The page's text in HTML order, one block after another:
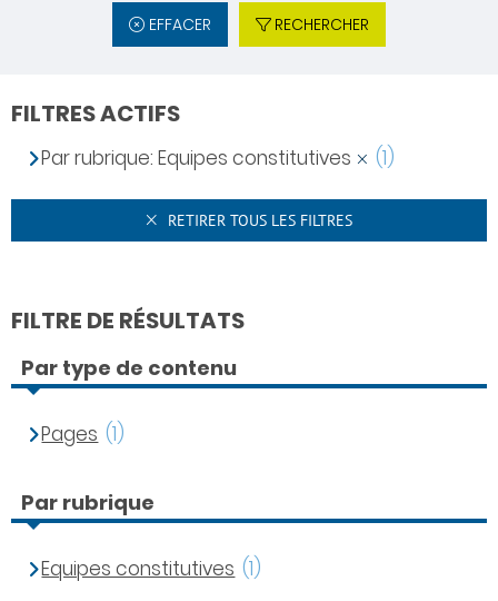
EFFACER RECHERCHER
FILTRES ACTIFS
Par rubrique: Equipes constitutives (1)
RETIRER TOUS LES FILTRES
FILTRE DE RÉSULTATS
Par type de contenu
Pages (1)
Par rubrique
Equipes constitutives (1)